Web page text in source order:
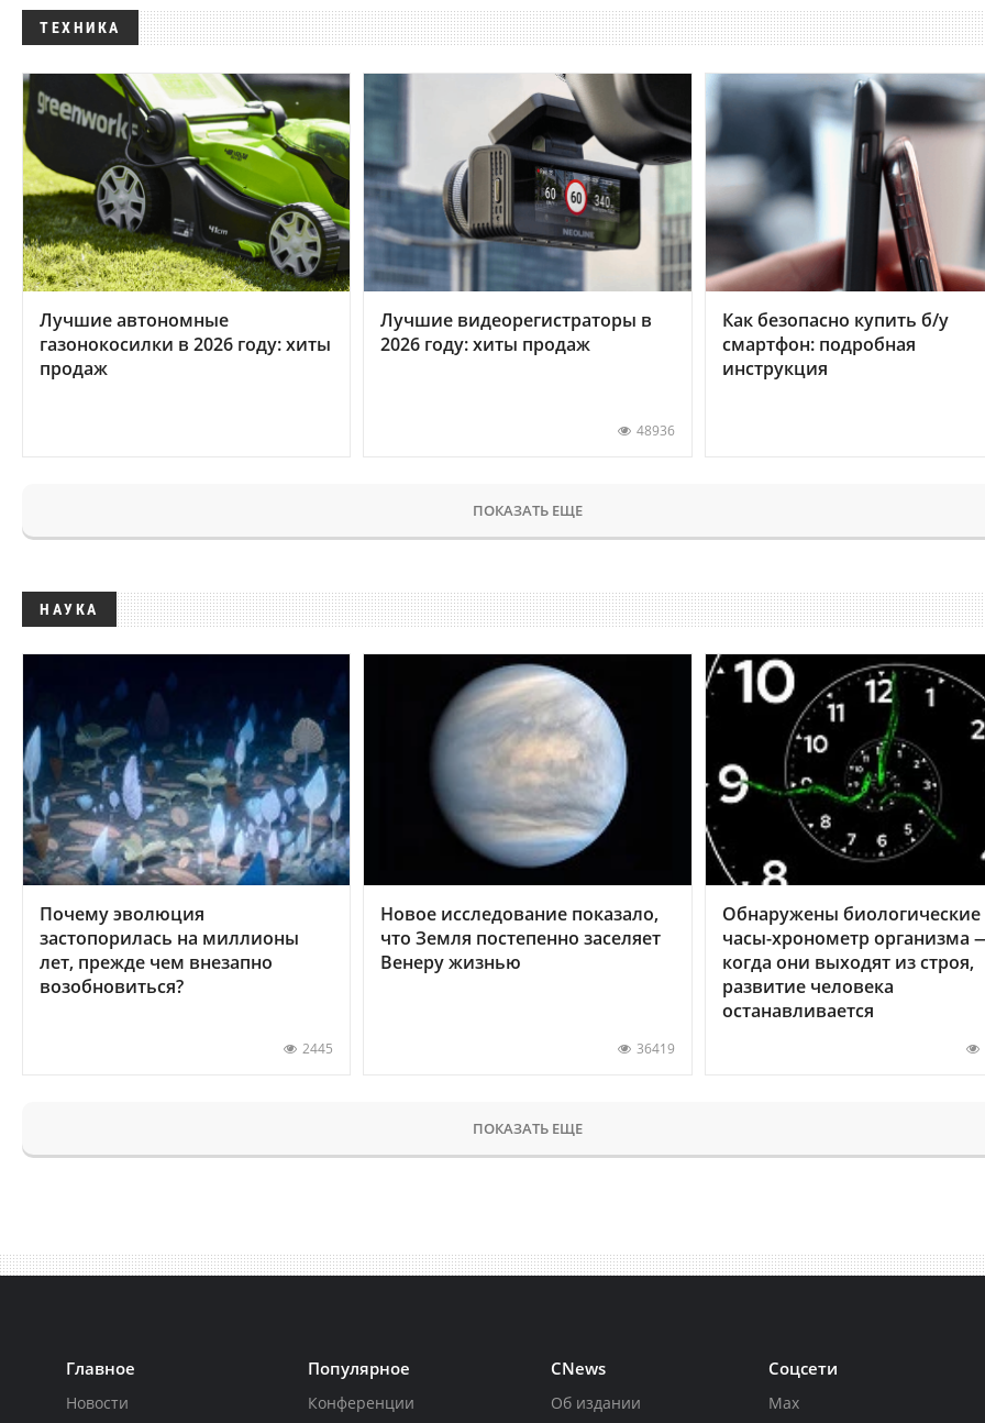
ТЕХНИКА
Лучшие автономные
газонокосилки в 2026 году: хиты
продаж
Лучшие видеорегистраторы в
2026 году: хиты продаж
48936
Как безопасно купить б/у
смартфон: подробная
инструкция
ПОКАЗАТЬ ЕЩЕ
НАУКА
Почему эволюция
застопорилась на миллионы
лет, прежде чем внезапно
возобновиться?
2445
Новое исследование показало,
что Земля постепенно заселяет
Венеру жизнью
36419
Обнаружены биологические
часы-хронометр организма
когда они выходят из строя,
развитие человека
останавливается
ПОКАЗАТЬ ЕЩЕ
Главное
Новости
Популярное
Конференции
CNews
Об издании
Соцсети
Max